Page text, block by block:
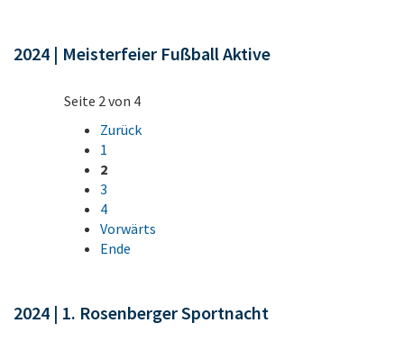
2024 | Meisterfeier Fußball Aktive
Seite 2 von 4
Zurück
1
2
3
4
Vorwärts
Ende
2024 | 1. Rosenberger Sportnacht